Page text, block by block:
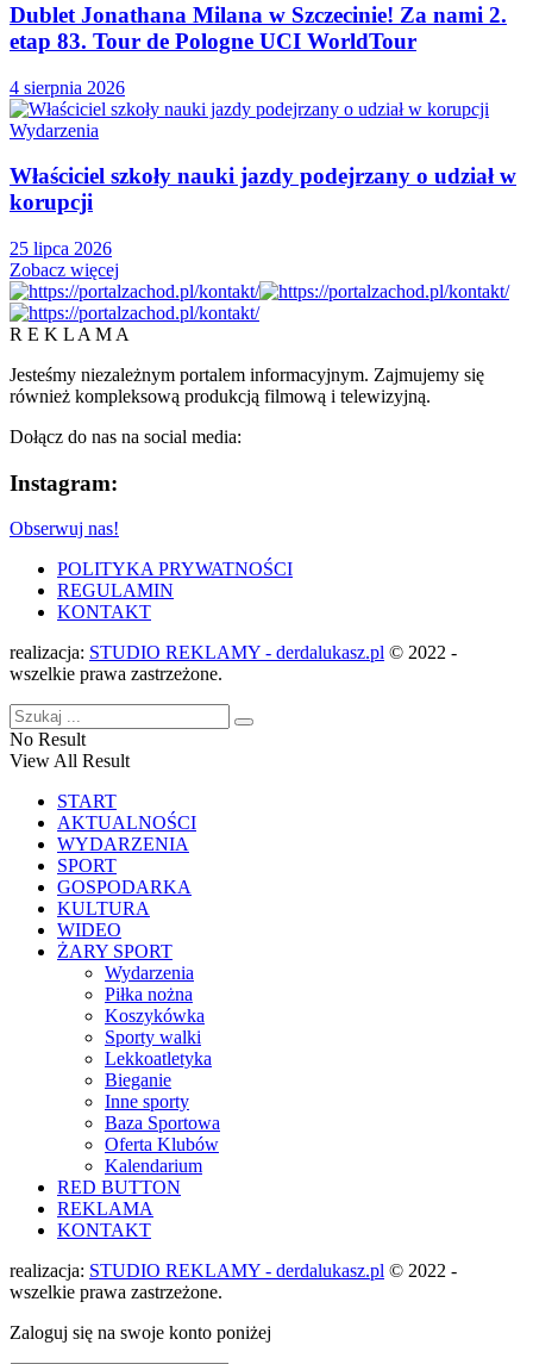
Dublet Jonathana Milana w Szczecinie! Za nami 2.
etap 83. Tour de Pologne UCI WorldTour
4 sierpnia 2026
Wydarzenia
Właściciel szkoły nauki jazdy podejrzany o udział w
korupcji
25 lipca 2026
Zobacz więcej
R E K L A M A
Jesteśmy niezależnym portalem informacyjnym. Zajmujemy się
również kompleksową produkcją filmową i telewizyjną.
Dołącz do nas na social media:
Instagram:
Obserwuj nas!
POLITYKA PRYWATNOŚCI
REGULAMIN
KONTAKT
realizacja: STUDIO REKLAMY - derdalukasz.pl © 2022 -
wszelkie prawa zastrzeżone.
No Result
View All Result
START
AKTUALNOŚCI
WYDARZENIA
SPORT
GOSPODARKA
KULTURA
WIDEO
ŻARY SPORT
Wydarzenia
Piłka nożna
Koszykówka
Sporty walki
Lekkoatletyka
Bieganie
Inne sporty
Baza Sportowa
Oferta Klubów
Kalendarium
RED BUTTON
REKLAMA
KONTAKT
realizacja: STUDIO REKLAMY - derdalukasz.pl © 2022 -
wszelkie prawa zastrzeżone.
Zaloguj się na swoje konto poniżej